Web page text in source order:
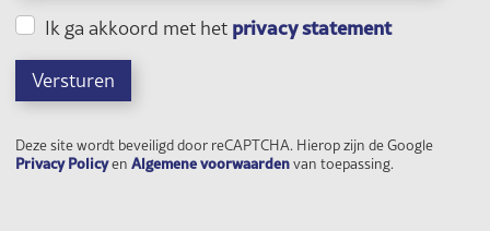
Ik ga akkoord met het privacy statement
Versturen
Deze site wordt beveiligd door reCAPTCHA. Hierop zijn de Google
Privacy Policyen Algemene voorwaardenvan toepassing.